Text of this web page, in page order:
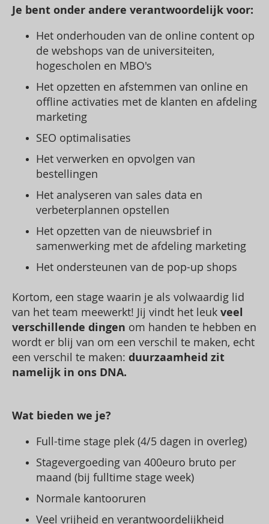
Je bent onder andere verantwoordelijk voor:
Het onderhouden van de online content op
de webshops van de universiteiten,
hogescholen en MBO's
Het opzetten en afstemmen van online en
offline activaties met de klanten en afdeling
marketing
SEO optimalisaties
Het verwerken en opvolgen van
bestellingen
Het analyseren van sales data en
verbeterplannen opstellen
Het opzetten van de nieuwsbrief in
samenwerking met de afdeling marketing
Het ondersteunen van de pop-up shops
Kortom, een stage waarin je als volwaardig lid
van het team meewerkt! Jij vindt het leuk veel
verschillende dingen om handen te hebben en
wordt er blij van om een verschil te maken, echt
een verschil te maken: duurzaamheid zit
namelijk in ons DNA.
Wat bieden we je?
Full-time stage plek (4/5 dagen in overleg)
Stagevergoeding van 400euro bruto per
maand (bij fulltime stage week)
Normale kantooruren
Veel vrijheid en verantwoordelijkheid